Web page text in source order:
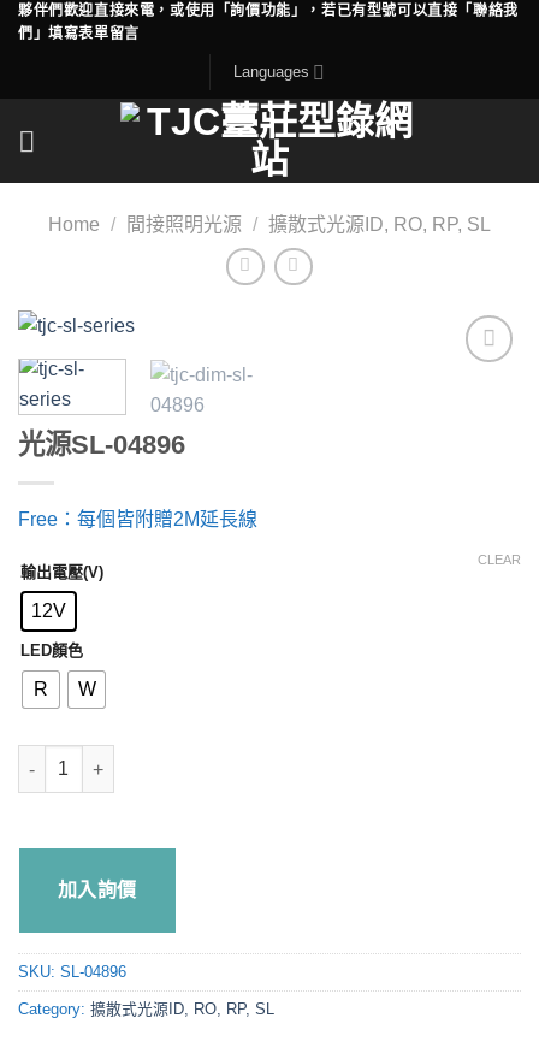
Skip夥伴們歡迎直接來電，或使用「詢價功能」，若已有型號可以直接「聯絡我
們」填寫表單留言
Languages
Home / 間接照明光源 / 擴散式光源ID, RO, RP, SL
光源SL-04896
Free：每個皆附贈2M延長線
輸出電壓(V)
12V
LED顏色
R W
CLEAR
光源SL-04896 quantity
加入詢價
SKU: SL-04896
Category: 擴散式光源ID, RO, RP, SL